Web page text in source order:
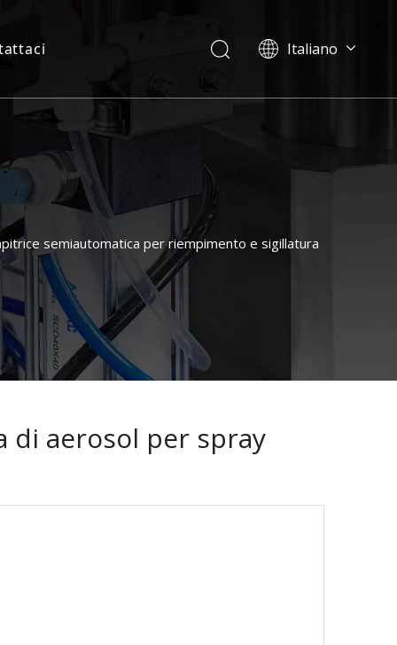
Italiano
العربية
Español
日本語
semiautomatica per riempimento e sigillatura
di aerosol per spray